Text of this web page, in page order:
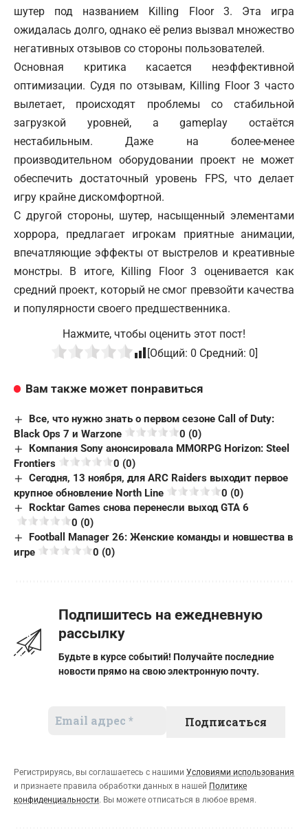
шутер под названием Killing Floor 3. Эта игра
ожидалась долго, однако её релиз вызвал множество
негативных отзывов со стороны пользователей.
Основная критика касается неэффективной
оптимизации. Судя по отзывам, Killing Floor 3 часто
вылетает, происходят проблемы со стабильной
загрузкой уровней, а gameplay остаётся
нестабильным. Даже на более-менее
производительном оборудовании проект не может
обеспечить достаточный уровень FPS, что делает
игру крайне дискомфортной.
С другой стороны, шутер, насыщенный элементами
хоррора, предлагает игрокам приятные анимации,
впечатляющие эффекты от выстрелов и креативные
монстры. В итоге, Killing Floor 3 оценивается как
средний проект, который не смог превзойти качества
и популярности своего предшественника.
Нажмите, чтобы оценить этот пост!
[Общий: 0 Средний: 0]
Вам также может понравиться
Все, что нужно знать о первом сезоне Call of Duty:
Black Ops 7 и Warzone
0 (0)
Компания Sony анонсировала MMORPG Horizon: Steel
Frontiers
0 (0)
Сегодня, 13 ноября, для ARC Raiders выходит первое
крупное обновление North Line
0 (0)
Rocktar Games снова перенесли выход GTA 6
0 (0)
Football Manager 26: Женские команды и новшества в
игре
0 (0)
Подпишитесь на ежедневную
рассылку
Будьте в курсе событий! Получайте последние
новости прямо на свою электронную почту.
Регистрируясь, вы соглашаетесь с нашими Условиями использования
и признаете правила обработки данных в нашей Политике
конфиденциальности. Вы можете отписаться в любое время.